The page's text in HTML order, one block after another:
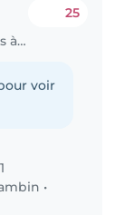
Job de garde d'enfants à Beckerich
25
voir
•